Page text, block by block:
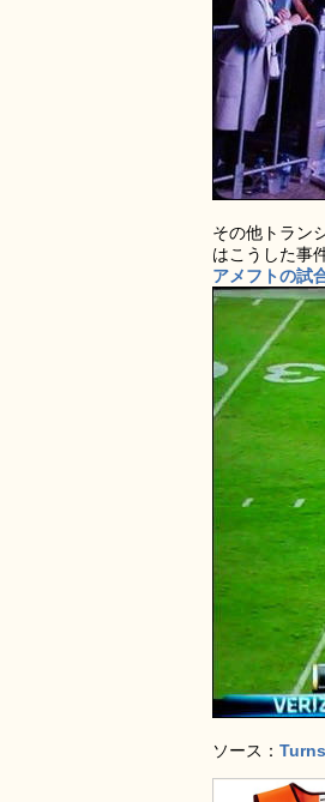
その他トラン
はこうした事
アメフトの試
ソース：